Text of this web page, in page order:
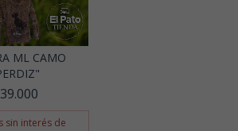
ML CAMO
sin interés de